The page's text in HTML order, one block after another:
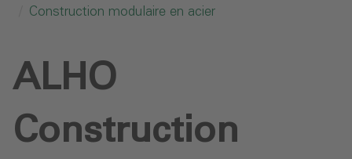
Construction modulaire en acier
ALHO
Construction